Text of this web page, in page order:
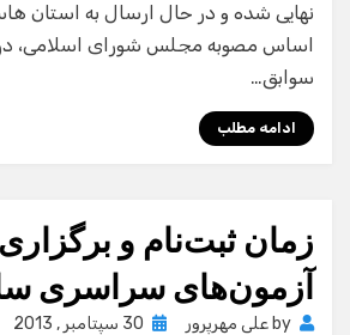
نهایی شده و در حال ارسال به استان
سوابق…
ادامه مطلب
زمان ثبت‌نام و
آزمون‌های سراسری
by علی مهرپرور
Posted
30 سپتامبر , 2013